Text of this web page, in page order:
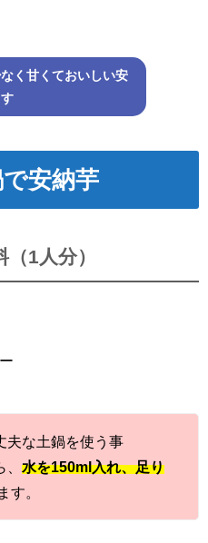
く甘くておいしい安
安納芋
1人分）
な土鍋を使う事
水を150ml入れ、足り
す。